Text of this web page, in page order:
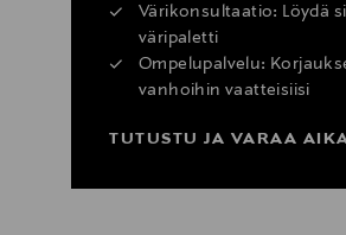
Värikonsultaatio: Löydä
väripaletti
Ompelupalvelu:
vanhoihin vaatteisiisi
TUTUSTU JA VARAA